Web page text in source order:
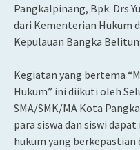
Pangkalpinang, Bpk. Drs
dari Kementerian Hukum
Kepulauan Bangka
Kegiatan yang bertema
Hukum” ini diikuti oleh
SMA/SMK/MA Kota
para siswa dan siswi
hukum yang berkepastian